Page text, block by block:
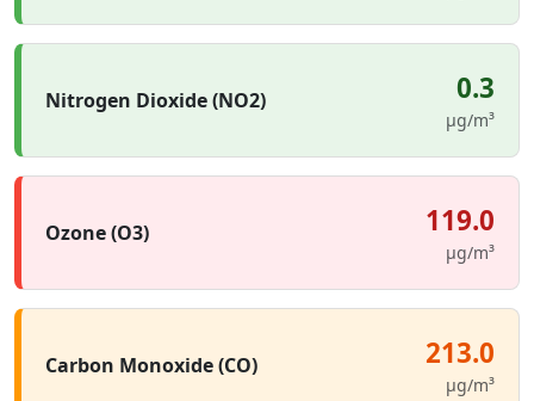
Nitrogen Dioxide (NO2) 0.3
µg/m³
Ozone (O3) 119.0
µg/m³
Carbon Monoxide (CO) 213.0
µg/m³